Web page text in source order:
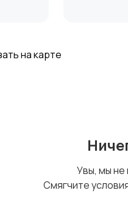
на карте
Увы, мы не
Смягчите